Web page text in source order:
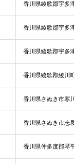
香川県綾歌郡宇多
香川県綾歌郡宇多
香川県綾歌郡宇多
香川県綾歌郡綾川
香川県さぬき市寒
香川県さぬき市志
香川県仲多度郡琴